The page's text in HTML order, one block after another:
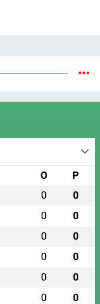
O P
0 0
0 0
0 0
0 0
0 0
0 0